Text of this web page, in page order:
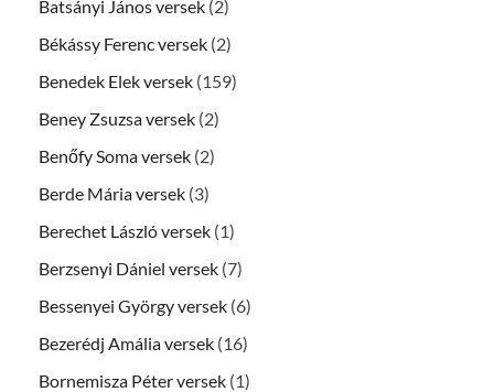
Batsányi János versek (2)
Békássy Ferenc versek (2)
Benedek Elek versek (159)
Beney Zsuzsa versek (2)
Benőfy Soma versek (2)
Berde Mária versek (3)
Berechet László versek (1)
Berzsenyi Dániel versek (7)
Bessenyei György versek (6)
Bezerédj Amália versek (16)
Bornemisza Péter versek (1)